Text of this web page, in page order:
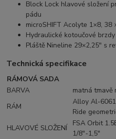
Block Lock hlavové složení
pádu
microSHIFT Acolyte 1×8, 38
Hydraulické kotoučové brzdy
Pláště Nineline 29×2,25" s
Technická specifikace
RÁMOVÁ SADA
BARVA
matná tmavě
RÁM
Alloy Al-
Ride
HLAVOVÉ SLOŽENÍ
FSA Orbit
1/8"-1,5"